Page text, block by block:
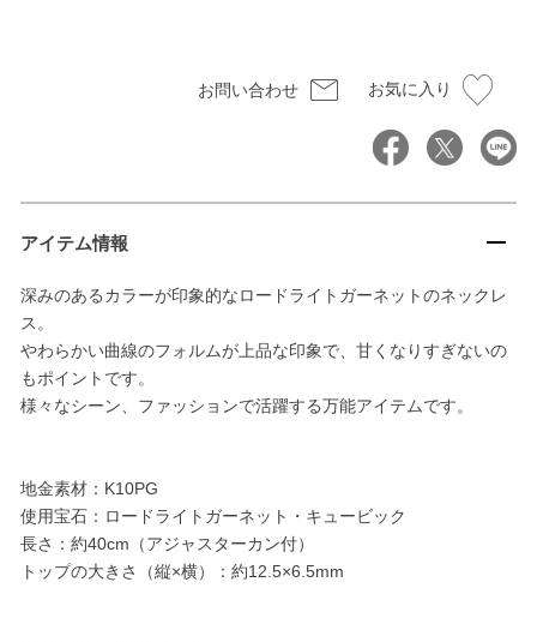
お問い合わせ お気に入り
アイテム情報
深みのあるカラーが印象的なロードライトガーネットのネックレ
ス。
やわらかい曲線のフォルムが上品な印象で、甘くなりすぎないの
もポイントです。
様々なシーン、ファッションで活躍する万能アイテムです。
地金素材：K10PG
使用宝石：ロードライトガーネット・キュービック
長さ：約40cm（アジャスターカン付）
トップの大きさ（縦×横）：約12.5×6.5mm